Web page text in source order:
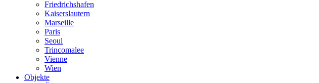
Friedrichshafen
Kaiserslautern
Marseille
Paris
Seoul
Trincomalee
Vienne
Wien
Objekte